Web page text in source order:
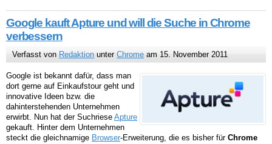
Google kauft Apture und will die Suche in Chrome
verbessern
Verfasst von Redaktion unterChrome am 15. November 2011
Google ist bekannt dafür, dass man
dort gerne auf Einkaufstour geht und
innovative Ideen bzw. die
dahinterstehenden Unternehmen
erwirbt. Nun hat der Suchriese Apture
gekauft. Hinter dem Unternehmen
steckt die gleichnamige Browser-Erweiterung, die es bisher für Chrome